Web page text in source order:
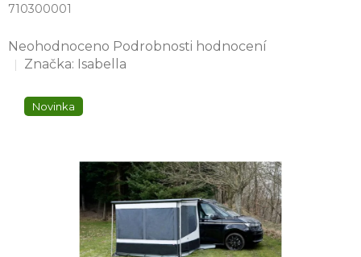
710300001
Průměrné
hodnocení
0,0
Neohodnoceno Podrobnosti hodnocení
Značka: Isabella
Novinka